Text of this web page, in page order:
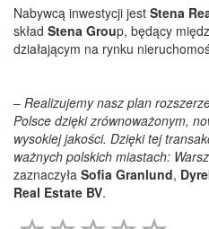
Nabywcą inwestycji jest Stena
skład Stena Group, będący
działającym na rynku
– Realizujemy nasz plan
Polsce dzięki zrównoważonym,
wysokiej jakości. Dzięki tej
ważnych polskich miastach:
zaznaczyła Sofia Granlund,
Real Estate BV.